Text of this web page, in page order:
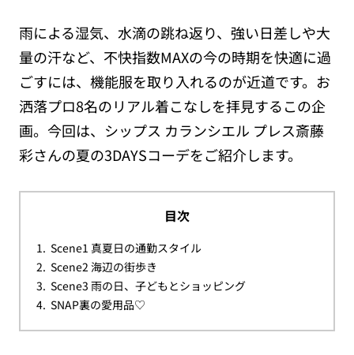
雨による湿気、水滴の跳ね返り、強い日差しや大
量の汗など、不快指数MAXの今の時期を快適に過
ごすには、機能服を取り入れるのが近道です。お
洒落プロ8名のリアル着こなしを拝見するこの企
画。今回は、シップス カランシエル プレス斎藤
彩さんの夏の3DAYSコーデをご紹介します。
目次
Scene1 真夏日の通勤スタイル
Scene2 海辺の街歩き
Scene3 雨の日、子どもとショッピング
SNAP裏の愛用品♡